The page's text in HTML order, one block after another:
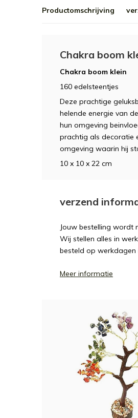
Productomschrijving
Chakra boom
Chakra boom klein
160 edelsteentjes
Deze prachtige
helende energie van
hun omgeving
prachtig als decoratie
omgeving waarin hij
10 x 10 x 22 cm
verzend
Jouw bestelling wordt
Wij stellen alles in
besteld op
Meer informatie